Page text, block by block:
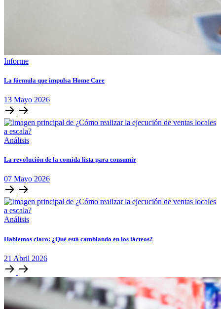
Informe
La fórmula que impulsa Home Care
13 Mayo 2026
Análisis
La revolución de la comida lista para consumir
07 Mayo 2026
Análisis
Hablemos claro: ¿Qué está cambiando en los lácteos?
21 Abril 2026